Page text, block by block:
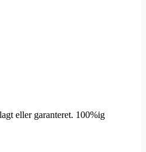
eller garanteret. 100%ig